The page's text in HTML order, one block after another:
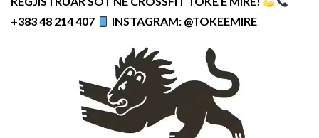
+383 48 214 407
INSTAGRAM: @TOKEEMIRE